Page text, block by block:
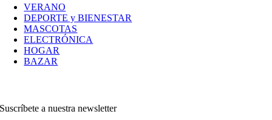
VERANO
DEPORTE y BIENESTAR
MASCOTAS
ELECTRÓNICA
HOGAR
BAZAR
Suscríbete a nuestra newsletter